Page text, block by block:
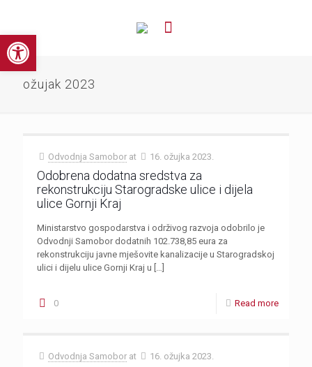
Open toolbar
ožujak 2023
Odvodnja Samobor at 16. ožujka 2023.
Odobrena dodatna sredstva za
rekonstrukciju Starogradske ulice i dijela
ulice Gornji Kraj
Ministarstvo gospodarstva i održivog razvoja odobrilo je
Odvodnji Samobor dodatnih 102.738,85 eura za
rekonstrukciju javne mješovite kanalizacije u Starogradskoj
ulici i dijelu ulice Gornji Kraj u […]
0 Read more
Odvodnja Samobor at 16. ožujka 2023.